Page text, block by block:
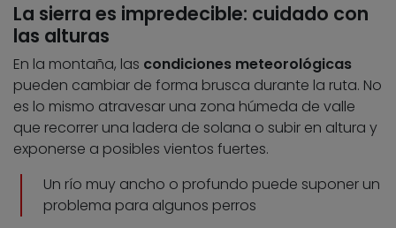
La sierra es impredecible: cuidado con
las alturas
En la montaña, las condiciones meteorológicas
pueden cambiar de forma brusca durante la ruta. No
es lo mismo atravesar una zona húmeda de valle
que recorrer una ladera de solana o subir en altura y
exponerse a posibles vientos fuertes.
Un río muy ancho o profundo puede suponer un
problema para algunos perros